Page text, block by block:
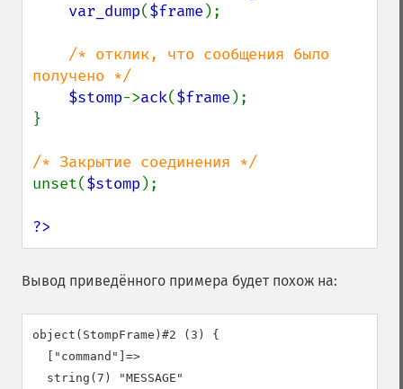
var_dump($frame );
/* отклик, что сообщения было
получено */
$stomp->ack($frame );
}
unset($stomp );
?>
Вывод приведённого примера будет похож на:
object(StompFrame)#2 (3) {
  ["command"]=>
  string(7) "MESSAGE"